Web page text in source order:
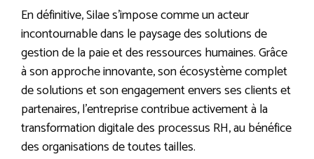
En définitive, Silae s’impose comme un acteur
incontournable dans le paysage des solutions de
gestion de la paie et des ressources humaines. Grâce
à son approche innovante, son écosystème complet
de solutions et son engagement envers ses clients et
partenaires, l’entreprise contribue activement à la
transformation digitale des processus RH, au bénéfice
des organisations de toutes tailles.